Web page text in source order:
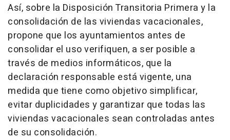
Así, sobre la Disposición Transitoria Primera y la
consolidación de las viviendas vacacionales,
propone que los ayuntamientos antes de
consolidar el uso verifiquen, a ser posible a
través de medios informáticos, que la
declaración responsable está vigente, una
medida que tiene como objetivo simplificar,
evitar duplicidades y garantizar que todas las
viviendas vacacionales sean controladas antes
de su consolidación.